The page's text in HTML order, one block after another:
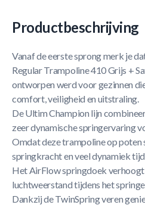
Productbeschrijving
Vanaf de eerste sprong merk je
Regular Trampoline 410 Grijs +
ontworpen werd voor gezinnen
comfort, veiligheid en uitstraling.
De Ultim Champion lijn
zeer dynamische springervaring
Omdat deze trampoline op poten
springkracht en veel dynamiek
Het AirFlow springdoek
luchtweerstand tijdens het
Dankzij de TwinSpring veren